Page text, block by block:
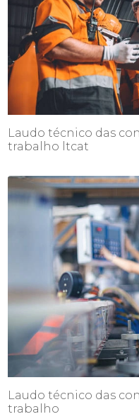
Laudo técnico das
trabalho ltcat
Laudo técnico das
trabalho